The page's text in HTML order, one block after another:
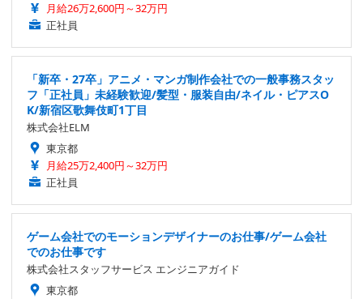
月給26万2,600円～32万円
正社員
「新卒・27卒」アニメ・マンガ制作会社での一般事務スタッ
フ「正社員」未経験歓迎/髪型・服装自由/ネイル・ピアスO
K/新宿区歌舞伎町1丁目
株式会社ELM
東京都
月給25万2,400円～32万円
正社員
ゲーム会社でのモーションデザイナーのお仕事/ゲーム会社
でのお仕事です
株式会社スタッフサービス エンジニアガイド
東京都